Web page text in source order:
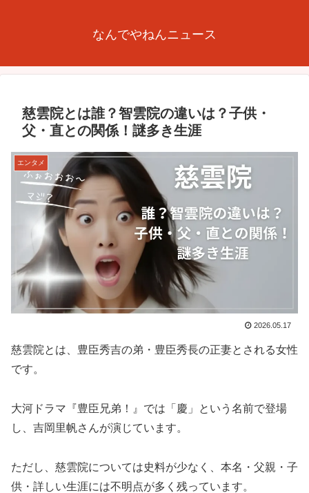
なんでやねんニュース
慈雲院とは誰？智雲院の違いは？子供・
父・直との関係！謎多き生涯
エンタメ
2026.05.17
慈雲院とは、豊臣秀吉の弟・豊臣秀長の正妻とされる女性
です。
大河ドラマ『豊臣兄弟！』では「慶」という名前で登場
し、吉岡里帆さんが演じています。
ただし、慈雲院については史料が少なく、本名・父親・子
供・詳しい生涯には不明点が多く残っています。